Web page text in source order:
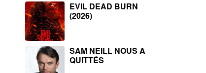
EVIL DEAD BURN
(2026)
SAM NEILL NOUS A
QUITTÉS